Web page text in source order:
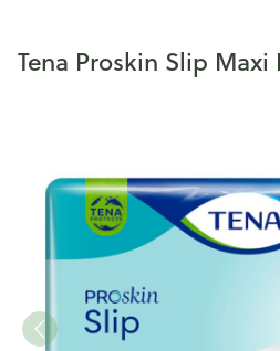
Tena Proskin Slip Maxi